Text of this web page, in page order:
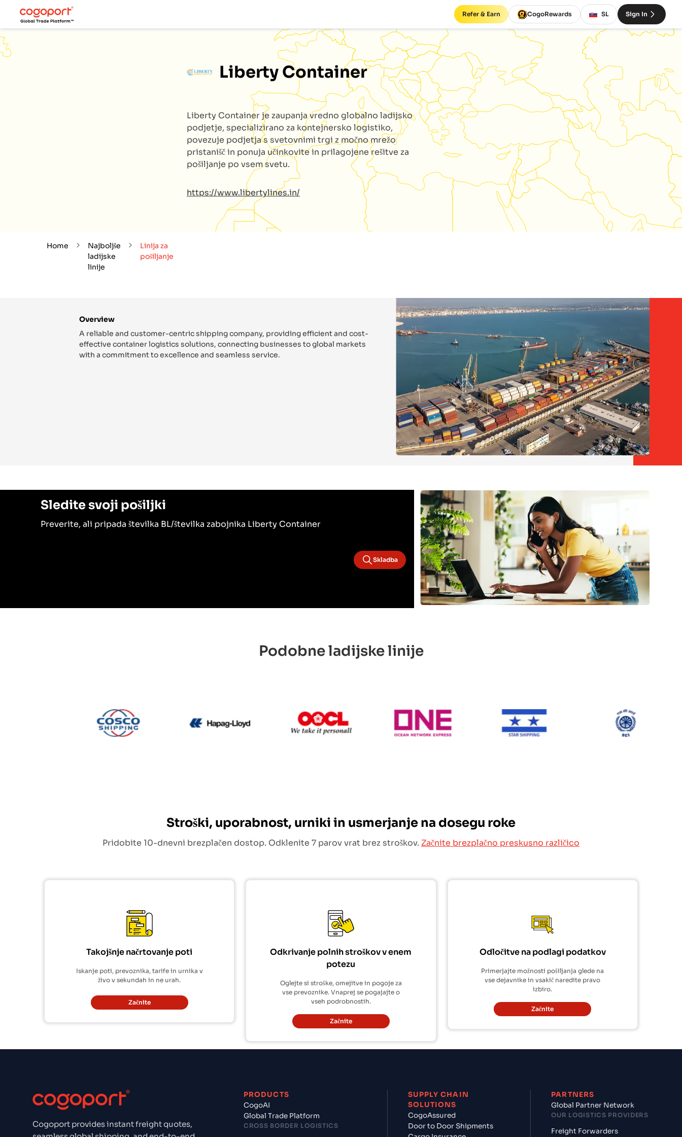
Refer & Earn CogoRewards SL Sign In
Liberty Container
Liberty Containerje zaupanja vredno globalno ladijsko
podjetje, specializirano za kontejnersko logistiko,
povezuje podjetja s svetovnimi trgi z močno mrežo
pristanišč in ponuja učinkovite in prilagojene rešitve za
pošiljanje po vsem svetu.
https://www.libertylines.in/
Home
Najboljše
ladijske
linije
Linija za
pošiljanje
Overview
A reliable and customer-centric shipping company, providing efficient and cost-
effective container logistics solutions, connecting businesses to global markets
with a commitment to excellence and seamless service.
Sledite svoji pošiljki
Preverite, ali pripada številka BL/številka zabojnika Liberty Container
Skladba
Podobne ladijske linije
ONE Line
Stroški, uporabnost, urniki in usmerjanje na dosegu roke
Pridobite 10-dnevni brezplačen dostop. Odklenite 7 parov vrat brez stroškov. Začnite brezplačno preskusno različico
Takojšnje načrtovanje poti
Iskanje poti, prevoznika, tarife in urnika v
živo v sekundah in ne urah.
Začnite
Odkrivanje polnih stroškov v enem
potezu
Oglejte si stroške, omejitve in pogoje za
vse prevoznike. Vnaprej se pogajajte o
vseh podrobnostih.
Začnite
Odločitve na podlagi podatkov
Primerjajte možnosti pošiljanja glede na
vse dejavnike in vsakič naredite pravo
izbiro.
Začnite
Cogoport provides instant freight quotes,
PRODUCTS
CogoAI
Global Trade Platform
CROSS BORDER LOGISTICS
SUPPLY CHAIN
SOLUTIONS
CogoAssured
Door to Door Shipments
PARTNERS
Global Partner Network
OUR LOGISTICS PROVIDERS
Freight Forwarders